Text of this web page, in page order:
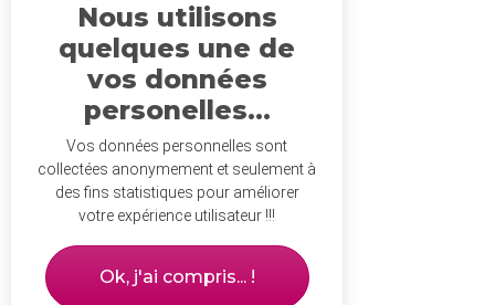
Nous utilisons
quelques une de
vos données
personelles...
Vos données personnelles sont
collectées anonymement et seulement à
des fins statistiques pour améliorer
votre expérience utilisateur !!!
Ok, j'ai compris... !